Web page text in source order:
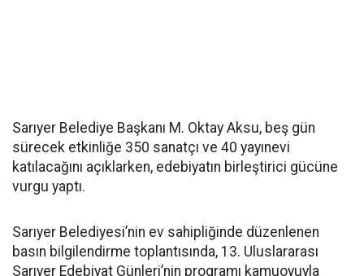
Sarıyer Belediye Başkanı M. Oktay Aksu, beş gün
sürecek etkinliğe 350 sanatçı ve 40 yayınevi
katılacağını açıklarken, edebiyatın birleştirici gücüne
vurgu yaptı.
Sarıyer Belediyesi’nin ev sahipliğinde düzenlenen
basın bilgilendirme toplantısında, 13. Uluslararası
Sarıyer Edebiyat Günleri’nin programı kamuoyuyla